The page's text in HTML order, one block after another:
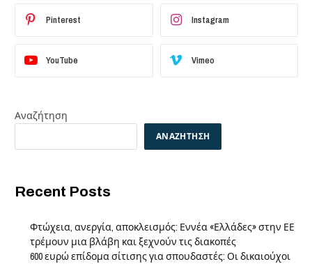
Pinterest Instagram
YouTube Vimeo
Αναζήτηση
ΑΝΑΖΉΤΗΣΗ
Recent Posts
Φτώχεια, ανεργία, αποκλεισμός: Εννέα «Ελλάδες» στην ΕΕ
τρέμουν μια βλάβη και ξεχνούν τις διακοπές
600 ευρώ επίδομα σίτισης για σπουδαστές: Οι δικαιούχοι